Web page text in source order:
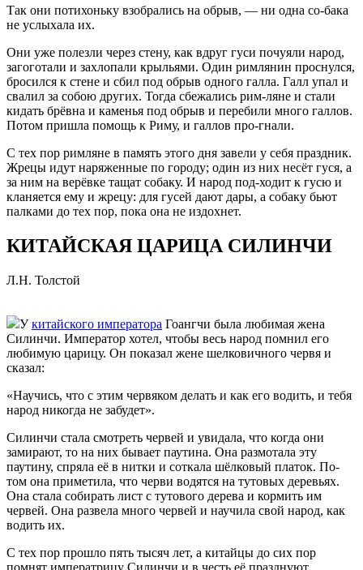
Так они потихоньку взобрались на обрыв, — ни одна со-бака
не услыхала их.
Они уже полезли через стену, как вдруг гуси почуяли народ,
загоготали и захлопали крыльями. Один римлянин проснулся,
бросился к стене и сбил под обрыв одного галла. Галл упал и
свалил за собою других. Тогда сбежались рим-ляне и стали
кидать брёвна и каменья под обрыв и перебили много галлов.
Потом пришла помощь к Риму, и галлов про-гнали.
С тех пор римляне в память этого дня завели у себя праздник.
Жрецы идут наряженные по городу; один из них несёт гуся, а
за ним на верёвке тащат собаку. И народ под-ходит к гусю и
кланяется ему и жрецу: для гусей дают дары, а собаку бьют
палками до тех пор, пока она не издохнет.
КИТАЙСКАЯ ЦАРИЦА СИЛИНЧИ
Л.Н. Толстой
Укитайского императора Гоангчи была любимая жена
Силинчи. Император хотел, чтобы весь народ помнил его
любимую царицу. Он показал жене шелковичного червя и
сказал:
«Научись, что с этим червяком делать и как его водить, и тебя
народ никогда не забудет».
Силинчи стала смотреть червей и увидала, что когда они
замирают, то на них бывает паутина. Она размотала эту
паутину, спряла её в нитки и соткала шёлковый платок. По-
том она приметила, что черви водятся на тутовых деревьях.
Она стала собирать лист с тутового дерева и кормить им
червей. Она развела много червей и научила свой народ, как
водить их.
С тех пор прошло пять тысяч лет, а китайцы до сих пор
помнят императрицу Силинчи и в честь её празднуют.